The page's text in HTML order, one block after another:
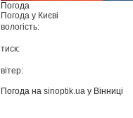
Погода
Погода у Києві
вологість:
тиск:
вітер:
Погода наsinoptik.ua у Вінниці